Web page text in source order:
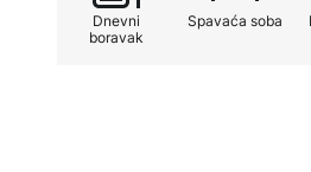
Dnevni
boravak
Spavaća soba